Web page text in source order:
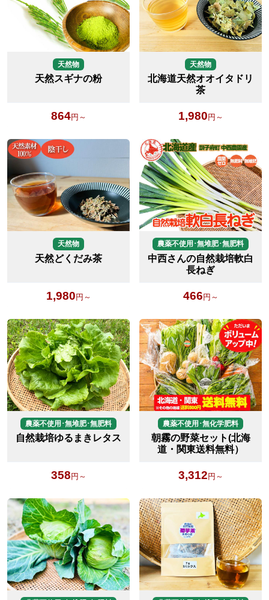
天然物
天然スギナの粉
864円～
天然物
北海道天然オオイタドリ
茶
1,980 円～
天然物
天然どくだみ茶
1,980 円～
農薬不使用･無堆肥･無肥料
中西さんの自然栽培軟白
長ねぎ
466 円～
農薬不使用･無堆肥･無肥料
自然栽培ゆるまきレタス
358 円～
農薬不使用･無化学肥料
朝霧の野菜セット(北海
道・関東送料無料）
3,312 円～